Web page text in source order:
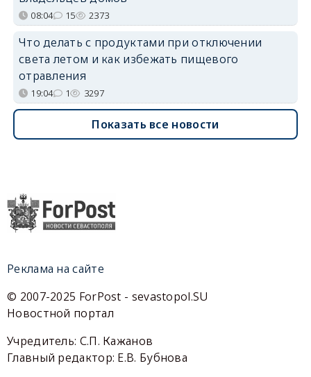
08:04 15 2373
Что делать с продуктами при отключении
света летом и как избежать пищевого
отравления
19:04 1 3297
Показать все новости
Реклама на сайте
© 2007-2025 ForPost - sevastopol.SU
Новостной портал
Учредитель: С.П. Кажанов
Главный редактор: Е.В. Бубнова